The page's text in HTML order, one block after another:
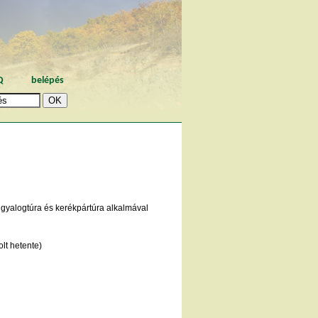
belépés
és kerékpártúra alkalmával
hetente)